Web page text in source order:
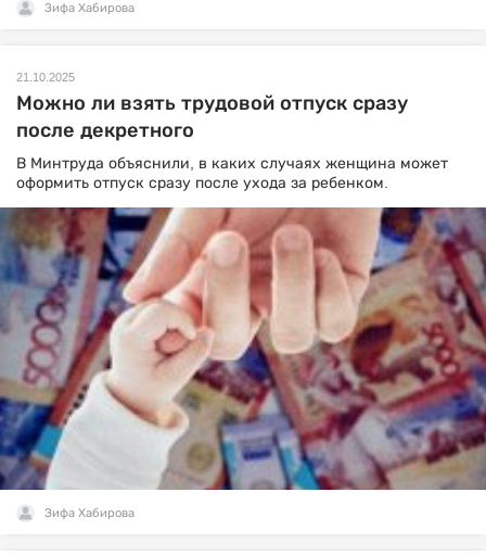
Зифа Хабирова
21.10.2025
Можно ли взять трудовой отпуск сразу
после декретного
В Минтруда объяснили, в каких случаях женщина может
оформить отпуск сразу после ухода за ребенком.
Зифа Хабирова